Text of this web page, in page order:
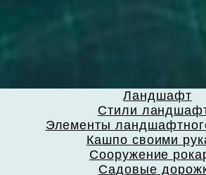
Ландшафт
Стили
Элементы
Кашпо своими
Сооружение
Садовые